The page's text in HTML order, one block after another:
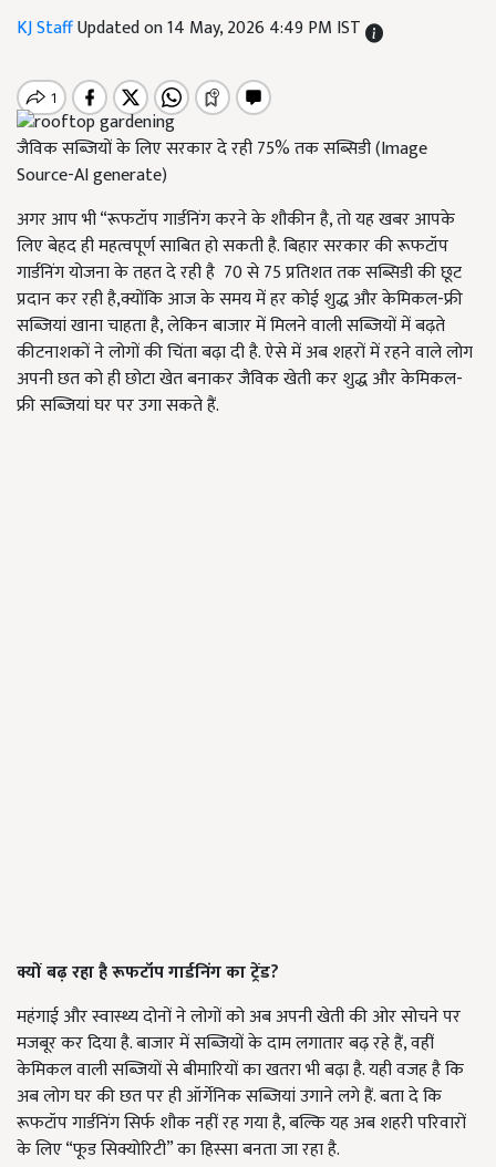
KJ StaffUpdated on 14 May, 2026 4:49 PM IST
जैविक सब्जियों के लिए सरकार दे रही 75% तक सब्सिडी (Image
Source-AI generate)
अगर आप भी “रूफटॉप गार्डनिंग करने के शौकीन है, तो यह खबर आपके
लिए बेहद ही महत्वपूर्ण साबित हो सकती है. बिहार सरकार की रूफटॉप
गार्डनिंग योजना के तहत दे रही है 70 से 75 प्रतिशत तक सब्सिडी की छूट
प्रदान कर रही है,क्योंकि आज के समय में हर कोई शुद्ध और केमिकल-फ्री
सब्जियां खाना चाहता है, लेकिन बाजार में मिलने वाली सब्जियों में बढ़ते
कीटनाशकों ने लोगों की चिंता बढ़ा दी है. ऐसे में अब शहरों में रहने वाले लोग
अपनी छत को ही छोटा खेत बनाकर जैविक खेती कर शुद्ध और केमिकल-
फ्री सब्जियां घर पर उगा सकते हैं.
क्यों बढ़ रहा है रूफटॉप गार्डनिंग का ट्रेंड?
महंगाई और स्वास्थ्य दोनों ने लोगों को अब अपनी खेती की ओर सोचने पर
मजबूर कर दिया है. बाजार में सब्जियों के दाम लगातार बढ़ रहे हैं, वहीं
केमिकल वाली सब्जियों से बीमारियों का खतरा भी बढ़ा है. यही वजह है कि
अब लोग घर की छत पर ही ऑर्गेनिक सब्जियां उगाने लगे हैं. बता दे कि
रूफटॉप गार्डनिंग सिर्फ शौक नहीं रह गया है, बल्कि यह अब शहरी परिवारों
के लिए “फूड सिक्योरिटी” का हिस्सा बनता जा रहा है.